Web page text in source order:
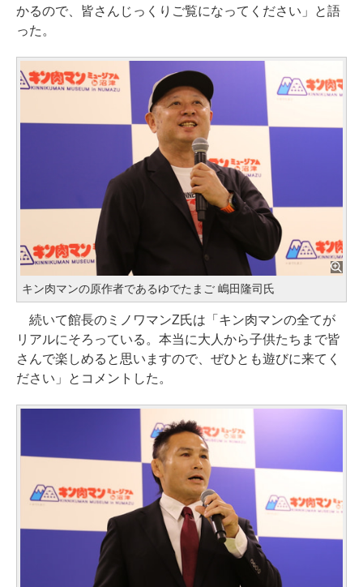
かるので、皆さんじっくりご覧になってください」と語
った。
キン肉マンの原作者であるゆでたまご 嶋田隆司氏
続いて館長のミノワマンZ氏は「キン肉マンの全てが
リアルにそろっている。本当に大人から子供たちまで皆
さんで楽しめると思いますので、ぜひとも遊びに来てく
ださい」とコメントした。